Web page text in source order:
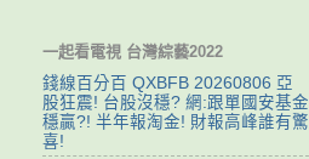
一起看電視 台灣綜藝2022
錢線百分百 QXBFB 20260806 亞
股狂震! 台股沒穩? 網:跟單國安基金
穩贏?! 半年報淘金! 財報高峰誰有驚
喜!